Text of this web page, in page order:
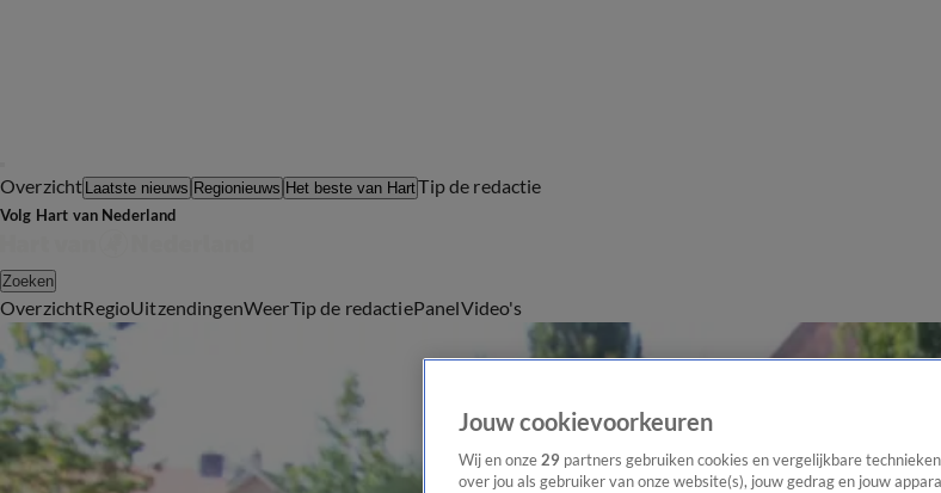
Overzicht Laatste nieuws Regionieuws Het beste van HartTip de redactie
Volg Hart van Nederland
Zoeken
OverzichtRegioUitzendingenWeerTip de redactiePanelVideo's
Jouw cookievoorkeuren
Wij en onze 29 partners gebruiken cookies en vergelijkbare
over jou als gebruiker van onze website(s), jouw gedrag en jouw